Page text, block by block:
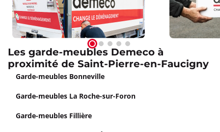
Les garde-meubles Demeco à
proximité de Saint-Pierre-en-Faucigny
Garde-meubles Bonneville
Garde-meubles La Roche-sur-Foron
Garde-meubles Fillière